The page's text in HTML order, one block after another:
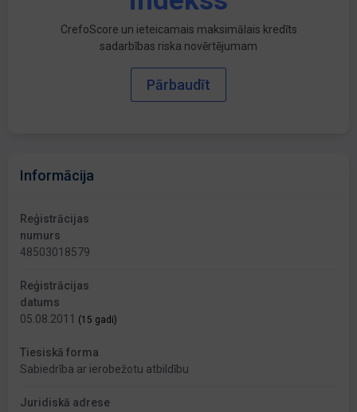
CrefoScore un ieteicamais maksimālais kredīts
sadarbības riska novērtējumam
Pārbaudīt
Informācija
Reģistrācijas
numurs
48503018579
Reģistrācijas
datums
05.08.2011 (15 gadi)
Tiesiskā forma
Sabiedrība ar ierobežotu atbildību
Juridiskā adrese